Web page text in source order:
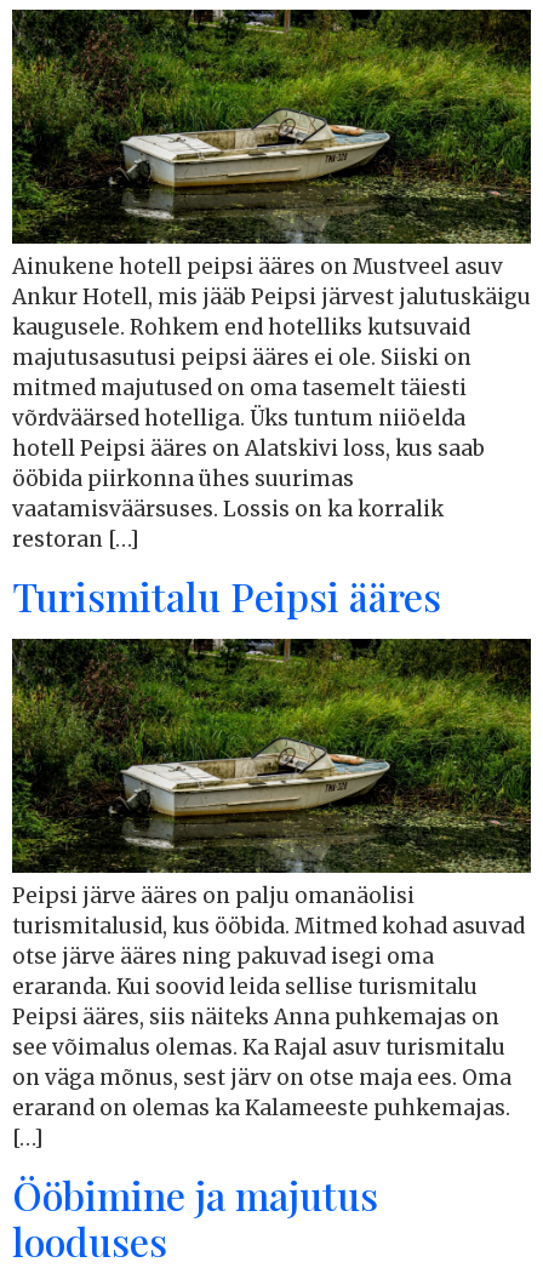
Ainukene hotell peipsi ääres on Mustveel asuv
Ankur Hotell, mis jääb Peipsi järvest jalutuskäigu
kaugusele. Rohkem end hotelliks kutsuvaid
majutusasutusi peipsi ääres ei ole. Siiski on
mitmed majutused on oma tasemelt täiesti
võrdväärsed hotelliga. Üks tuntum niiöelda
hotell Peipsi ääres on Alatskivi loss, kus saab
ööbida piirkonna ühes suurimas
vaatamisväärsuses. Lossis on ka korralik
restoran […]
Turismitalu Peipsi ääres
Peipsi järve ääres on palju omanäolisi
turismitalusid, kus ööbida. Mitmed kohad asuvad
otse järve ääres ning pakuvad isegi oma
eraranda. Kui soovid leida sellise turismitalu
Peipsi ääres, siis näiteks Anna puhkemajas on
see võimalus olemas. Ka Rajal asuv turismitalu
on väga mõnus, sest järv on otse maja ees. Oma
erarand on olemas ka Kalameeste puhkemajas.
[…]
Ööbimine ja majutus
looduses